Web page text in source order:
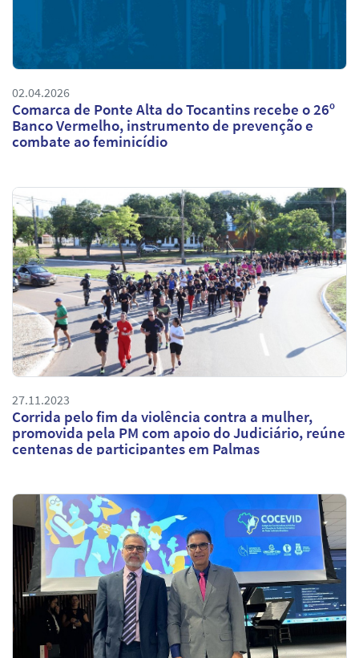
02.04.2026
Comarca de Ponte Alta do Tocantins recebe o 26º
Banco Vermelho, instrumento de prevenção e
combate ao feminicídio
27.11.2023
Corrida pelo fim da violência contra a mulher,
promovida pela PM com apoio do Judiciário, reúne
centenas de participantes em Palmas